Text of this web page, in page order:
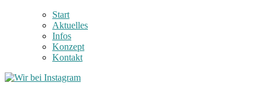
Start
Aktuelles
Infos
Konzept
Kontakt